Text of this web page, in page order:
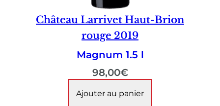
Château Larrivet Haut-Brion
rouge 2019
Magnum 1.5 l
98,00€
Ajouter au panier